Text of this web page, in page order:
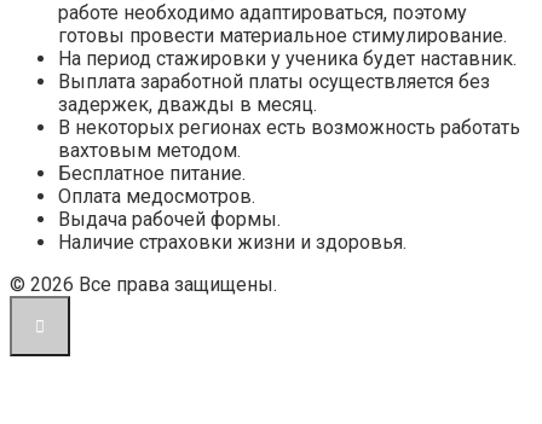
работе необходимо адаптироваться, поэтому
готовы провести материальное стимулирование.
На период стажировки у ученика будет наставник.
Выплата заработной платы осуществляется без
задержек, дважды в месяц.
В некоторых регионах есть возможность работать
вахтовым методом.
Бесплатное питание.
Оплата медосмотров.
Выдача рабочей формы.
Наличие страховки жизни и здоровья.
© 2026 Все права защищены.